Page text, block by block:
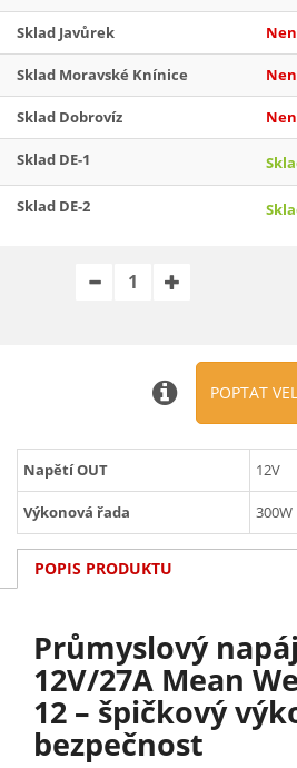
Sklad Javůrek
Sklad Moravské Knínice
Sklad Dobrovíz
Sklad DE-1
Sklad DE-2
POPTAT
Napětí OUT 12V
Výkonová řada 300W
POPIS PRODUKTU
Průmyslový
12V/27A Mean
12 – špičkový
bezpečnost